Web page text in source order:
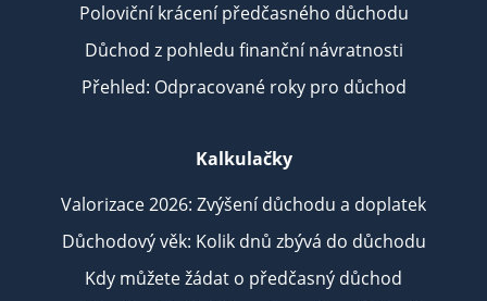
Poloviční krácení předčasného důchodu
Důchod z pohledu finanční návratnosti
Přehled: Odpracované roky pro důchod
Kalkulačky
Valorizace 2026: Zvýšení důchodu a doplatek
Důchodový věk: Kolik dnů zbývá do důchodu
Kdy můžete žádat o předčasný důchod